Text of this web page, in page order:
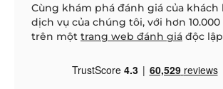
Cùng khám phá đánh giá của khách
dịch vụ của chúng tôi, với hơn
trên một trang web đánh giá độc